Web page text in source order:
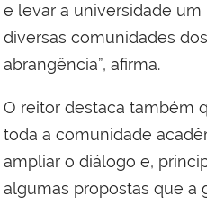
e levar a universidade
diversas comunidades
abrangência”, afirma.
O reitor destaca também
toda a comunidade
ampliar o diálogo e,
algumas propostas que a